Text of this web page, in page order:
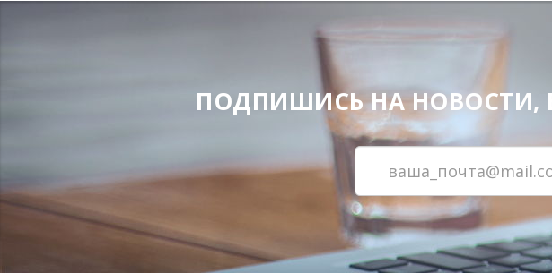
ПОДПИШИСЬ НА НОВОСТИ,